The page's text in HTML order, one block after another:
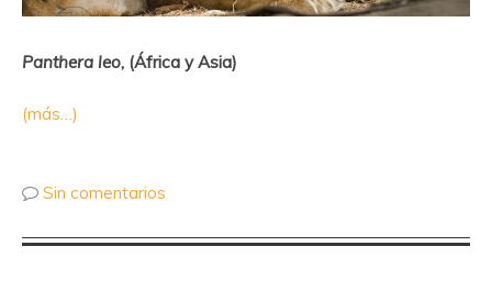
Panthera leo, (África y Asia)
(más…)
Sin comentarios